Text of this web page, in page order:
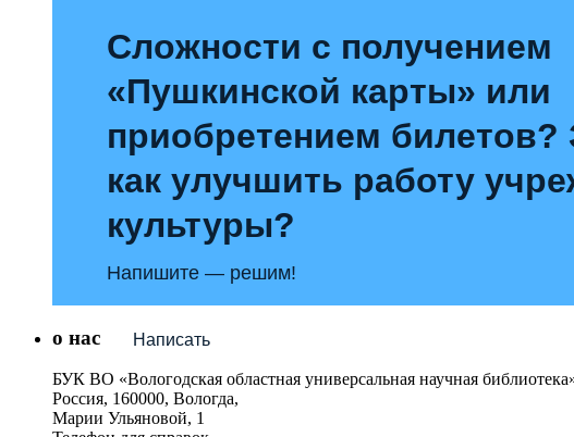
Сложности с получением
«Пушкинской карты» или
приобретением билетов?
как улучшить работу
культуры?
Напишите — решим!
Написать
о нас
БУК ВО «Вологодская областная универсальная научная
Россия, 160000, Вологда,
Марии Ульяновой, 1